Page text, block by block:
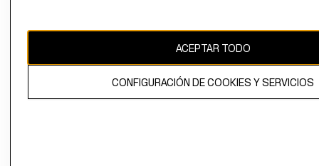
Uruguay ($U)
ACEPTAR TODO
CONFIGURACIÓN DE COOKIES Y SERVICIOS